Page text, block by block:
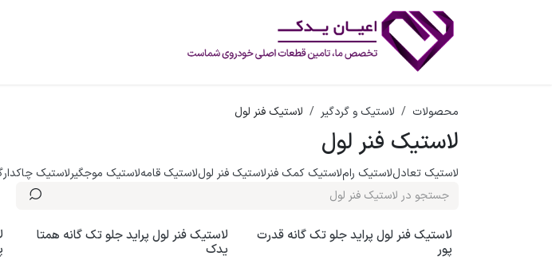
صرف نظر و مشاهده محتوا
محصولات لاستیک و گردگیر لاستیک فنر لول
لاستیک فنر لول
لاستیک تعادللاستیک راملاستیک کمک فنرلاستیک فنر لوللاستیک قامهلاستیک موجگیرلاستیک چاکدار
لاستیک فنر لول پراید جلو تک گانه قدرت
پور
لاستیک فنر لول پراید جلو تک گانه همتا
یدک